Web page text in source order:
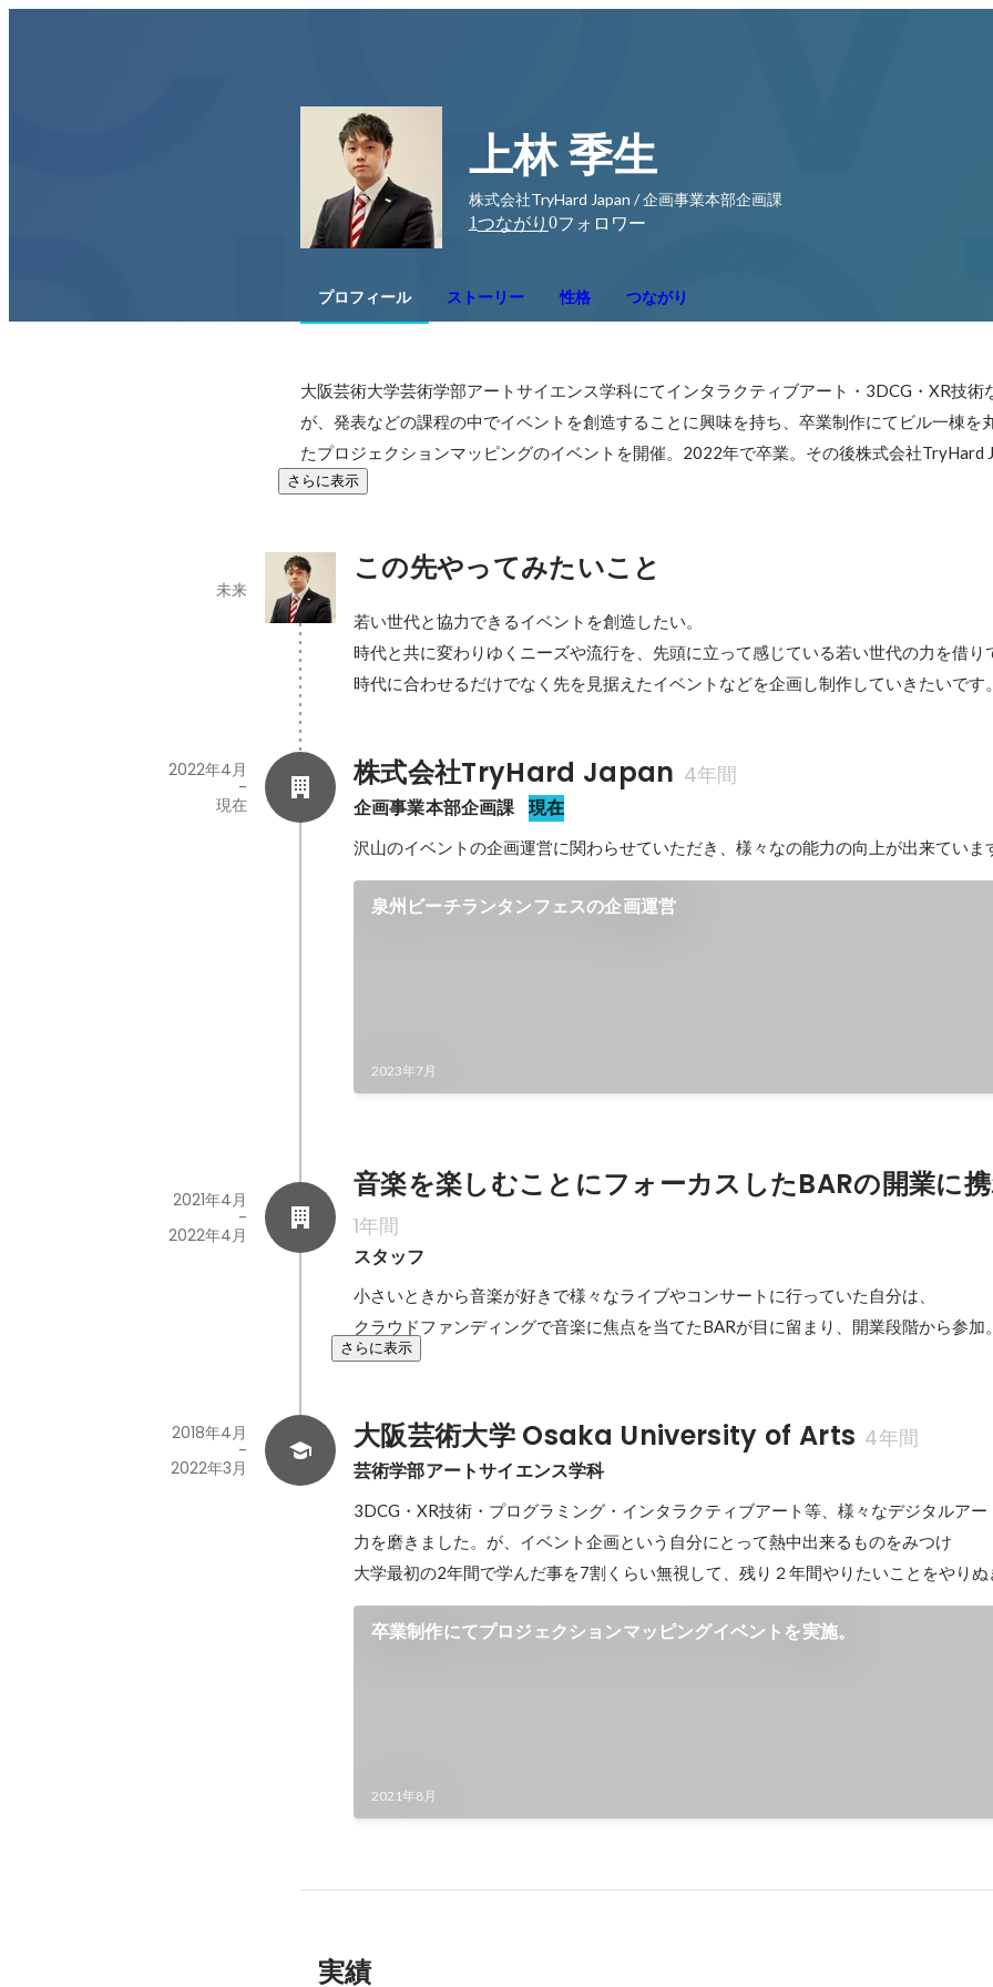
上林 季生
株式会社TryHard Japan / 企画事業本部企画課
1つながり 0フォロワー
プロフィール ストーリー 性格 つながり
大阪芸術大学芸術学部アートサイエンス学科にてインタラクティブアート・3DCG・XR技術
が、発表などの課程の中でイベントを創造することに興味を持ち、卒業制作にてビル一棟を
たプロジェクションマッピングのイベントを開催。2022年で卒業。その後株式会社TryHard
さらに表示
この先やってみたいこと
未来
若い世代と協力できるイベントを創造したい。
時代と共に変わりゆくニーズや流行を、先頭に立って感じている若い世代の力を借り
時代に合わせるだけでなく先を見据えたイベントなどを企画し制作していきたいです。
株式会社TryHard Japan 4年間
企画事業本部企画課 現在
2022年4月
-
現在
沢山のイベントの企画運営に関わらせていただき、様々なの能力の向上が出来ていま
泉州ビーチランタンフェスの企画運営
2023年7月
音楽を楽しむことにフォーカスしたBARの開業に
1年間
スタッフ
2021年4月
-
2022年4月
小さいときから音楽が好きで様々なライブやコンサートに行っていた自分は、
クラウドファンディングで音楽に焦点を当てたBARが目に留まり、開業段階から参加。
さらに表示
大阪芸術大学 Osaka University of Arts 4年間
芸術学部アートサイエンス学科
2018年4月
-
2022年3月
3DCG・XR技術・プログラミング・インタラクティブアート等、様々なデジタルアー
力を磨きました。が、イベント企画という自分にとって熱中出来るものをみつけ
大学最初の2年間で学んだ事を7割くらい無視して、残り２年間やりたいことをやりぬ
卒業制作にてプロジェクションマッピングイベントを実施。
2021年8月
実績